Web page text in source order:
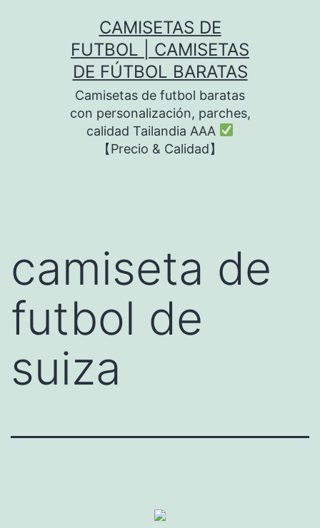
CAMISETAS DE
FUTBOL | CAMISETAS
DE FÚTBOL BARATAS
Camisetas de futbol baratas
con personalización, parches,
calidad Tailandia AAA
【Precio & Calidad】
camiseta de
futbol de
suiza